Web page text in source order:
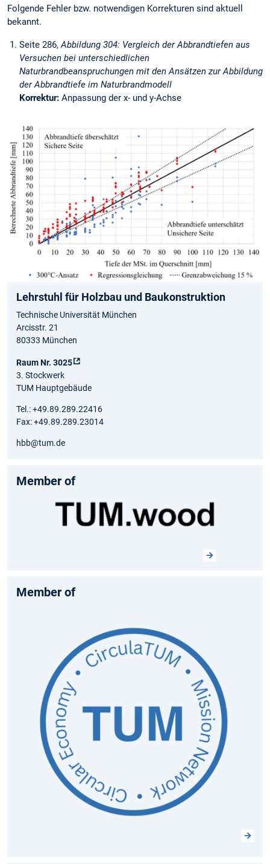
Folgende Fehler bzw. notwendigen Korrekturen sind aktuell
bekannt.
Seite 286,Abbildung 304: Vergleich der Abbrandtiefen aus
Versuchen bei unterschiedlichen
Naturbrandbeanspruchungen mit den Ansätzen zur Abbildung
der Abbrandtiefe im Naturbrandmodell
Korrektur: Anpassung der x- und y-Achse
Lehrstuhl für Holzbau und Baukonstruktion
Technische Universität München
Arcisstr. 21
80333 München
Raum Nr. 3025
3. Stockwerk
TUM Hauptgebäude
Tel.: +49.89.289.22416
Fax: +49.89.289.23014
hbb@tum.de
Member of
Member of